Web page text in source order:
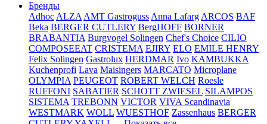
Бренды
Adhoc ALZA AMT Gastroguss Anna Lafarg ARCOS BAF
Beka BERGER CUTLERY BergHOFF BORNER
BRABANTIA Burgvogel Solingen Chef's Choice CILIO
COMPOSEEAT CRISTEMA EJIRY ELO EMILE HENRY
Felix Solingen Gastrolux HERDMAR Ivo KAMBUKKA
Kuchenprofi Lava Maisingers MARCATO Microplane
OLYMPIA PEUGEOT ROBERT WELCH Roesle
RUFFONI SABATIER SCHOTT ZWIESEL SILAMPOS
SISTEMA TREBONN VICTOR VIVA Scandinavia
WESTMARK WOLL WUESTHOF Zassenhaus BERGER